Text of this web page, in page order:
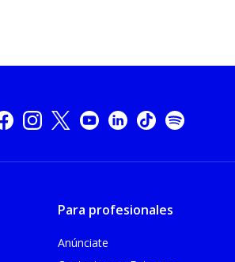
Para profesionales
Anúnciate